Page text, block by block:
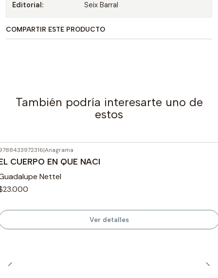
Editorial: Seix Barral
COMPARTIR ESTE PRODUCTO
También podría interesarte uno de
estos
Agotado |Anagrama
CUERPO EN QUE NACI
Nettel
Ver detalles